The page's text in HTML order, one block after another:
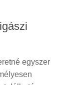
egyszer